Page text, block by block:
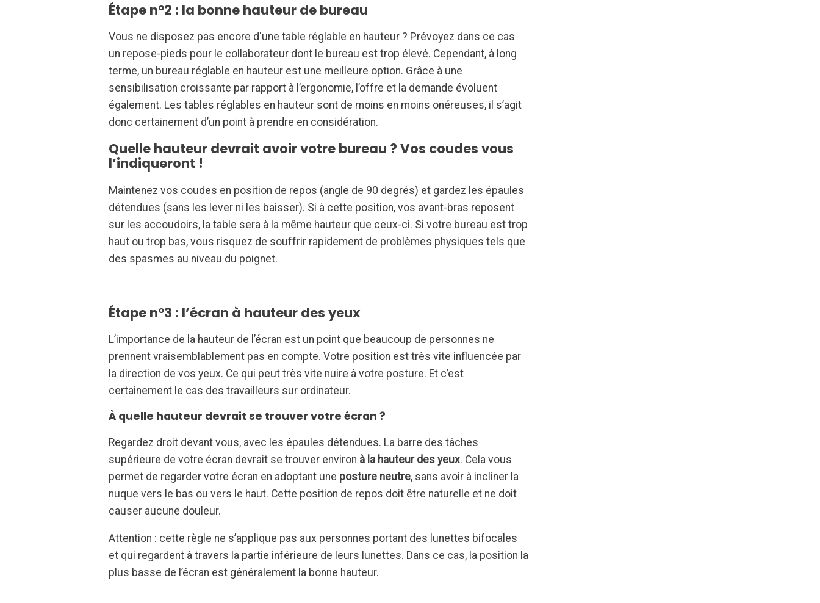
Étape n°2 : la bonne hauteur de bureau
Vous ne disposez pas encore d'une table réglable en hauteur ? Prévoyez dans ce cas
un repose-pieds pour le collaborateur dont le bureau est trop élevé. Cependant, à long
terme, un bureau réglable en hauteur est une meilleure option. Grâce à une
sensibilisation croissante par rapport à l’ergonomie, l’offre et la demande évoluent
également. Les tables réglables en hauteur sont de moins en moins onéreuses, il s’agit
donc certainement d’un point à prendre en considération.
Quelle hauteur devrait avoir votre bureau ? Vos coudes vous
l’indiqueront !
Maintenez vos coudes en position de repos (angle de 90 degrés) et gardez les épaules
détendues (sans les lever ni les baisser). Si à cette position, vos avant-bras reposent
sur les accoudoirs, la table sera à la même hauteur que ceux-ci. Si votre bureau est trop
haut ou trop bas, vous risquez de souffrir rapidement de problèmes physiques tels que
des spasmes au niveau du poignet.
Étape n°3 : l’écran à hauteur des yeux
L’importance de la hauteur de l’écran est un point que beaucoup de personnes ne
prennent vraisemblablement pas en compte. Votre position est très vite influencée par
la direction de vos yeux. Ce qui peut très vite nuire à votre posture. Et c’est
certainement le cas des travailleurs sur ordinateur.
À quelle hauteur devrait se trouver votre écran ?
Regardez droit devant vous, avec les épaules détendues. La barre des tâches
supérieure de votre écran devrait se trouver environ à la hauteur des yeux. Cela vous
permet de regarder votre écran en adoptant une posture neutre, sans avoir à incliner la
nuque vers le bas ou vers le haut. Cette position de repos doit être naturelle et ne doit
causer aucune douleur.
Attention : cette règle ne s’applique pas aux personnes portant des lunettes bifocales
et qui regardent à travers la partie inférieure de leurs lunettes. Dans ce cas, la position la
plus basse de l’écran est généralement la bonne hauteur.